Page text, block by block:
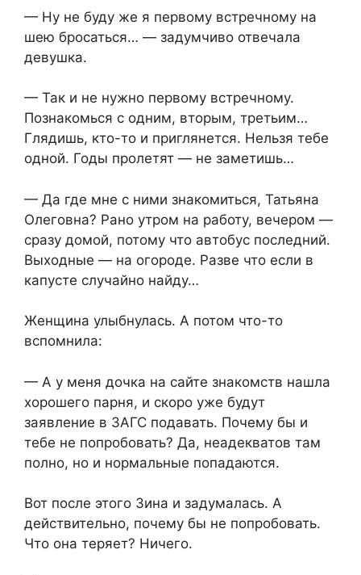
— Ну не буду же я первому встречному на
шею бросаться… — задумчиво отвечала
девушка.
— Так и не нужно первому встречному.
Познакомься с одним, вторым, третьим…
Глядишь, кто-то и приглянется. Нельзя тебе
одной. Годы пролетят — не заметишь…
— Да где мне с ними знакомиться, Татьяна
Олеговна? Рано утром на работу, вечером —
сразу домой, потому что автобус последний.
Выходные — на огороде. Разве что если в
капусте случайно найду…
Женщина улыбнулась. А потом что-то
вспомнила:
— А у меня дочка на сайте знакомств нашла
хорошего парня, и скоро уже будут
заявление в ЗАГС подавать. Почему бы и
тебе не попробовать? Да, неадекватов там
полно, но и нормальные попадаются.
Вот после этого Зина и задумалась. А
действительно, почему бы не попробовать.
Что она теряет? Ничего.